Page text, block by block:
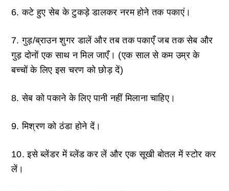
6. कटे हुए सेब के टुकड़े डालकर नरम होने तक पकाएं।
7. गुड़/ब्राउन शुगर डालें और तब तक पकाएँ जब तक सेब और
गुड़ दोनों एक साथ न मिल जाएँ। (एक साल से कम उम्र के
बच्चों के लिए इस चरण को छोड़ दें)
8. सेब को पकाने के लिए पानी नहीं मिलाना चाहिए।
9. मिश्रण को ठंडा होने दें।
10. इसे ब्लेंडर में ब्लेंड कर लें और एक सूखी बोतल में स्टोर कर
लें।